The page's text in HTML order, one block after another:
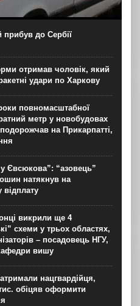
центру комплектування на
який фігурував як
обліку. Під час
знепритомнів, а потім
прибув до Сербії
отримав чоловік, який
удари по Харкову
повномасштабної
метр у новобудовах
на Прикарпатті,
Євсюкова”: “азовець”
натякнув на
відплату
викрили ще 4
схеми у трьох областях,
– посадовець НГУ,
вишу
нацгвардійця,
обіцяв оформити